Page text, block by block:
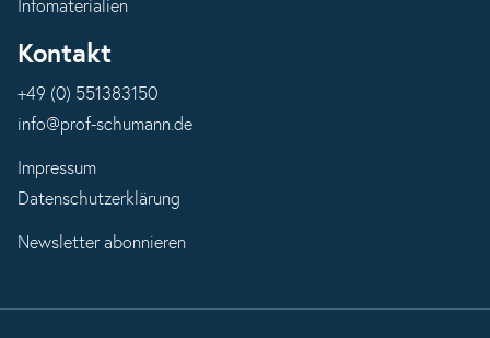
Infomaterialien
Kontakt
+49 (0) 551383150
info@prof-schumann.de
Impressum
Datenschutzerklärung
Newsletter abonnieren